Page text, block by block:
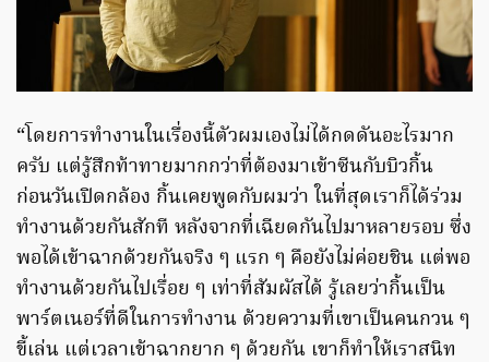
“โดยการทำงานในเรื่องนี้ตัวผมเองไม่ได้กดดันอะไรมาก
ครับ แต่รู้สึกท้าทายมากกว่าที่ต้องมาเข้าซีนกับบิวกิ้น
ก่อนวันเปิดกล้อง กิ้นเคยพูดกับผมว่า ในที่สุดเราก็ได้ร่วม
ทำงานด้วยกันสักที หลังจากที่เฉียดกันไปมาหลายรอบ ซึ่ง
พอได้เข้าฉากด้วยกันจริง ๆ แรก ๆ คือยังไม่ค่อยชิน แต่พอ
ทำงานด้วยกันไปเรื่อย ๆ เท่าที่สัมผัสได้ รู้เลยว่ากิ้นเป็น
พาร์ตเนอร์ที่ดีในการทำงาน ด้วยความที่เขาเป็นคนกวน ๆ
ขี้เล่น แต่เวลาเข้าฉากยาก ๆ ด้วยกัน เขาก็ทำให้เราสนิท